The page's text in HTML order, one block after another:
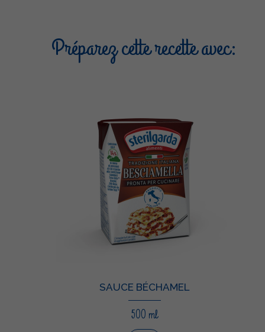
Préparez cette recette avec:
SAUCE BÉCHAMEL
500 ml